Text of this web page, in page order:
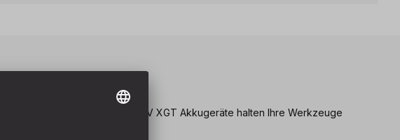
Tool Mounts für Makita 40V XGT Akkugeräte halten Ihre Werkzeuge